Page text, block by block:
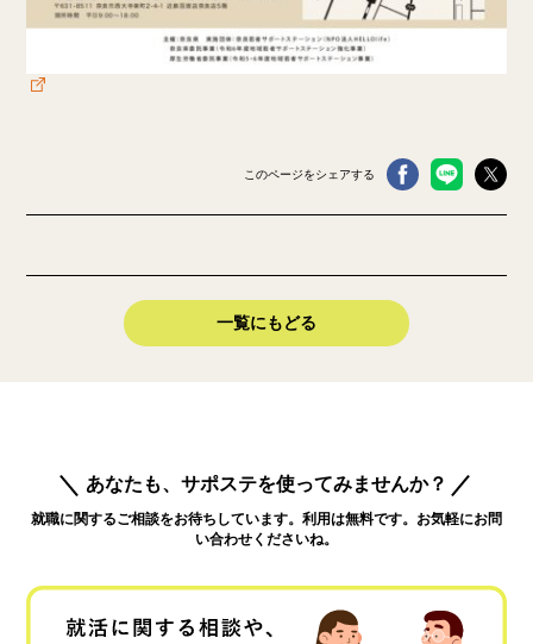
このページをシェアする
一覧にもどる
あなたも、サポステを使ってみませんか？
就職に関するご相談をお待ちしています。利用は無料です。お気軽にお問
い合わせくださいね。